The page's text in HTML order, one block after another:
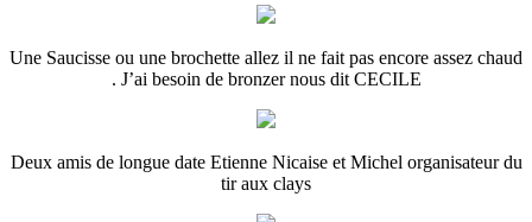
Une Saucisse ou une brochette allez il ne fait pas encore assez chaud
. J’ai besoin de bronzer nous dit CECILE
Deux amis de longue date Etienne Nicaise et Michel organisateur du
tir aux clays